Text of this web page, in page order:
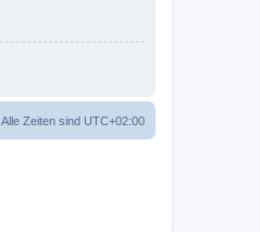
Alle Zeiten sind UTC+02:00